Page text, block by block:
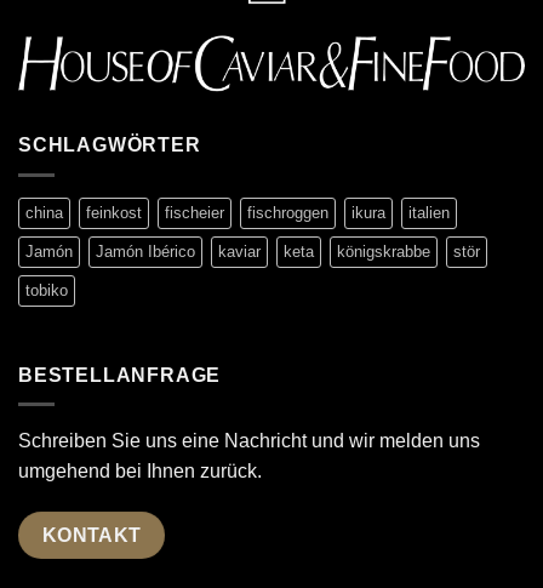
SCHLAGWÖRTER
china feinkost fischeier fischroggen ikura italien
Jamón Jamón Ibérico kaviar keta königskrabbe stör
tobiko
BESTELLANFRAGE
Schreiben Sie uns eine Nachricht und wir melden uns
umgehend bei Ihnen zurück.
KONTAKT